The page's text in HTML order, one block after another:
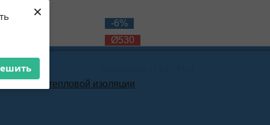
×
тепловой изоляции
-6%
Ø530